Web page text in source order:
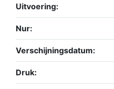
Uitvoering:
Nur:
Verschijningsdatum:
Druk: